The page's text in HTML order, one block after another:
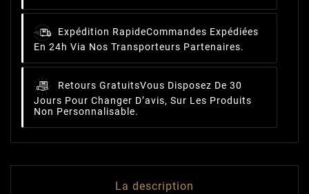
Expédition RapideCommandes Expédiées
En 24h Via Nos Transporteurs Partenaires.
Retours GratuitsVous Disposez De 30
Jours Pour Changer D’avis, Sur Les Produits
Non Personnalisable.
La description